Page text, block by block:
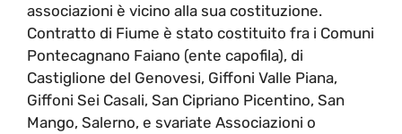
associazioni è vicino alla sua costituzione.
Contratto di Fiume è stato costituito fra i Comuni
Pontecagnano Faiano (ente capofila), di
Castiglione del Genovesi, Giffoni Valle Piana,
Giffoni Sei Casali, San Cipriano Picentino, San
Mango, Salerno, e svariate Associazioni o